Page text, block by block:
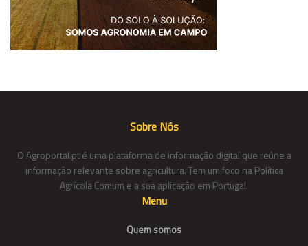
Sobre Nós
O Agroportal.pt é uma plataforma de informação digital que reúne a
informação relevante sobre agricultura. Tem um foco na Política
Agrícola Comum e a sua aplicação em Portugal.
Menu
Quem somos